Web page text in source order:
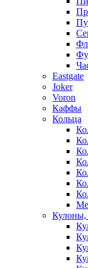
Eastgate
Joker
Voron
Каффы
Кольца
Кулоны,